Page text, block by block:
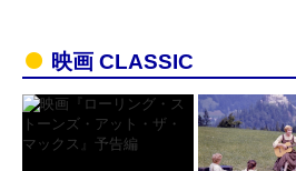
映画 CLASSIC